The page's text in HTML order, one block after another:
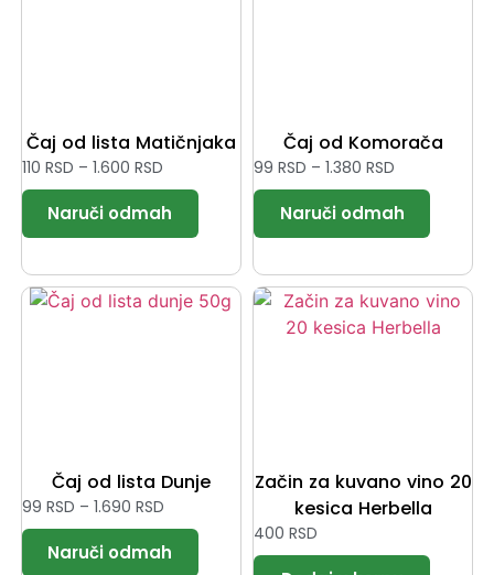
Čaj od lista Matičnjaka
110 RSD – 1.600 RSD
Čaj od Komorača
99 RSD – 1.380 RSD
Čaj od lista Dunje
99 RSD – 1.690 RSD
Začin za kuvano vino 20
kesica Herbella
400 RSD